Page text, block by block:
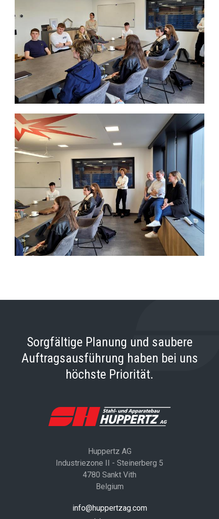
Sorgfältige Planung und saubere
Auftragsausführung haben bei uns
höchste Priorität.
Huppertz AG
Industriezone II - Steinerberg 5
4780 Sankt Vith
Belgium
info@huppertzag.com